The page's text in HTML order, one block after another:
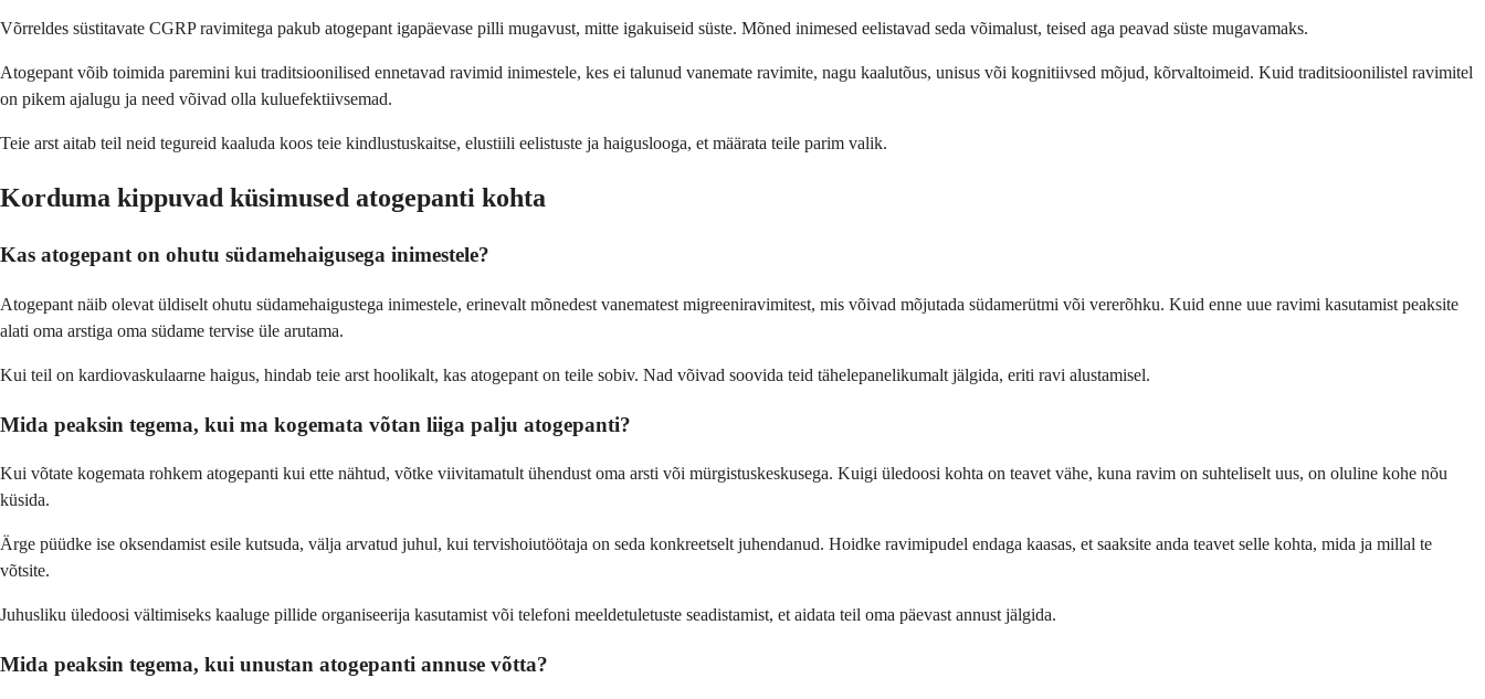
Võrreldes süstitavate CGRP ravimitega pakub atogepant igapäevase pilli mugavust, mitte igakuiseid süste. Mõned inimesed eelistavad seda võimalust, teised aga peavad süste mugavamaks.
Atogepant võib toimida paremini kui traditsioonilised ennetavad ravimid inimestele, kes ei talunud vanemate ravimite, nagu kaalutõus, unisus või kognitiivsed mõjud, kõrvaltoimeid. Kuid traditsioonilistel ravimitel
on pikem ajalugu ja need võivad olla kuluefektiivsemad.
Teie arst aitab teil neid tegureid kaaluda koos teie kindlustuskaitse, elustiili eelistuste ja haiguslooga, et määrata teile parim valik.
Korduma kippuvad küsimused atogepanti kohta
Kas atogepant on ohutu südamehaigusega inimestele?
Atogepant näib olevat üldiselt ohutu südamehaigustega inimestele, erinevalt mõnedest vanematest migreeniravimitest, mis võivad mõjutada südamerütmi või vererõhku. Kuid enne uue ravimi kasutamist peaksite
alati oma arstiga oma südame tervise üle arutama.
Kui teil on kardiovaskulaarne haigus, hindab teie arst hoolikalt, kas atogepant on teile sobiv. Nad võivad soovida teid tähelepanelikumalt jälgida, eriti ravi alustamisel.
Mida peaksin tegema, kui ma kogemata võtan liiga palju atogepanti?
Kui võtate kogemata rohkem atogepanti kui ette nähtud, võtke viivitamatult ühendust oma arsti või mürgistuskeskusega. Kuigi üledoosi kohta on teavet vähe, kuna ravim on suhteliselt uus, on oluline kohe nõu
küsida.
Ärge püüdke ise oksendamist esile kutsuda, välja arvatud juhul, kui tervishoiutöötaja on seda konkreetselt juhendanud. Hoidke ravimipudel endaga kaasas, et saaksite anda teavet selle kohta, mida ja millal te
võtsite.
Juhusliku üledoosi vältimiseks kaaluge pillide organiseerija kasutamist või telefoni meeldetuletuste seadistamist, et aidata teil oma päevast annust jälgida.
Mida peaksin tegema, kui unustan atogepanti annuse võtta?